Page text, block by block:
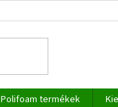
Polifoam termékek